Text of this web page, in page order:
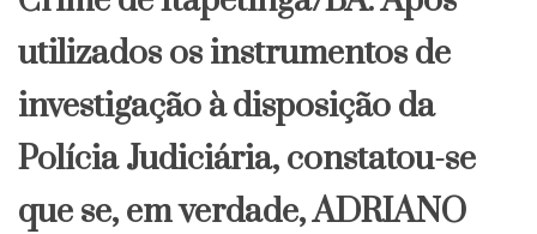
utilizados os instrumentos de
investigação à disposição da
Polícia Judiciária, constatou-se
que se, em verdade, ADRIANO